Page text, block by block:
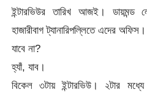
ইন্টারভিউর তারিখ আজই। ডায়মন্ড
হাজারীবাগ ট্যানারিপল্লিতে এদের অফিস।
যাবে না?
হ্যাঁ, যাব।
বিকেল ৩টায় ইন্টারভিউ। ২টার মধ্যে